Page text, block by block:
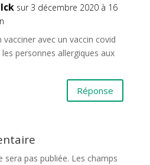
sur 3 décembre 2020 à 16
vacciner avec un vaccin covid
les personnes allergiques aux
Réponse
sera pas publiée. Les champs